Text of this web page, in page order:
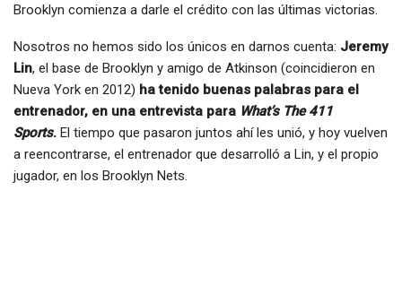
Brooklyn comienza a darle el crédito con las últimas victorias.
Nosotros no hemos sido los únicos en darnos cuenta: Jeremy
Lin, el base de Brooklyn y amigo de Atkinson (coincidieron en
Nueva York en 2012) ha tenido buenas palabras para el
entrenador, en una entrevista para What’s The 411
Sports. El tiempo que pasaron juntos ahí les unió, y hoy vuelven
a reencontrarse, el entrenador que desarrolló a Lin, y el propio
jugador, en los Brooklyn Nets.